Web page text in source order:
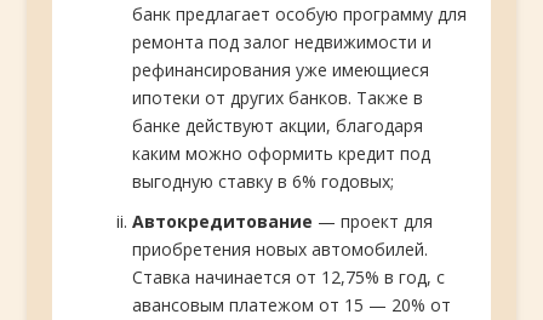
банк предлагает особую программу для
ремонта под залог недвижимости и
рефинансирования уже имеющиеся
ипотеки от других банков. Также в
банке действуют акции, благодаря
каким можно оформить кредит под
выгодную ставку в 6% годовых;
Автокредитование — проект для
приобретения новых автомобилей.
Ставка начинается от 12,75% в год, с
авансовым платежом от 15 — 20% от